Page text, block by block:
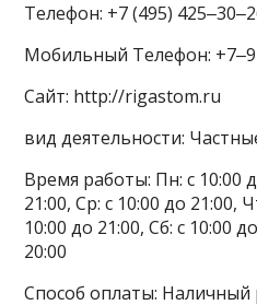
Телефон: +7 (495)
Мобильный Телефон:
Сайт: http://rigastom.ru
вид деятельности:
Время работы: Пн: с 10:00
21:00, Ср: с 10:00 до 21:00,
10:00 до 21:00, Сб: с 10:00
20:00
Способ оплаты: Наличный